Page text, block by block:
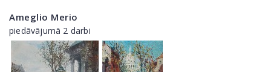
Ameglio Merio
piedāvājumā 2 darbi